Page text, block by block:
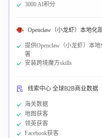
3000 AI积分
Openclaw（小龙虾）本地化
提供Openclaw（小龙虾）本
署
安装跨境魔方skills
线索中心 全球B2B商业数据
海关数据
地图获客
领英获客
Facebook获客